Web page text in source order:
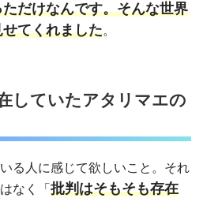
だけなんです。そんな世界
てくれました。
していたアタリマエの
る人に感じて欲しいこと。それ
なく「 批判はそもそも存在